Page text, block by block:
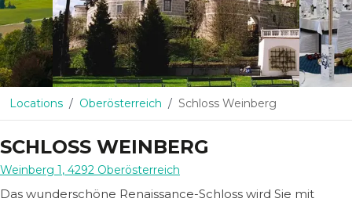
Locations Oberösterreich Schloss Weinberg
SCHLOSS WEINBERG
Weinberg 1, 4292 Oberösterreich
Das wunderschöne Renaissance-Schloss wird Sie mit